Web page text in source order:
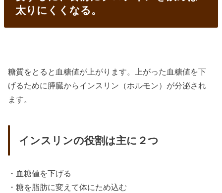
太りにくくなる。
糖質をとると血糖値が上がります。上がった血糖値を下
げるために膵臓からインスリン（ホルモン）が分泌され
ます。
インスリンの役割は主に２つ
・血糖値を下げる
・糖を脂肪に変えて体にため込む